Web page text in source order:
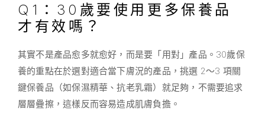
Q1：30歲要使用更多保養品
才有效嗎？
其實不是產品愈多就愈好，而是要「用對」產品。30歲保
養的重點在於選對適合當下膚況的產品，挑選 2～3 項關
鍵保養品（如保濕精華、抗老乳霜）就足夠，不需要追求
層層疊擦，這樣反而容易造成肌膚負擔。